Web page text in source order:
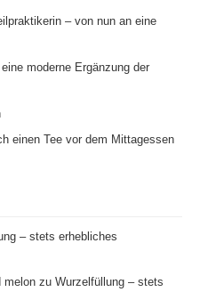
– von nun an eine
moderne Ergänzung der
einen Tee vor dem Mittagessen
– stets erhebliches
melonzu Wurzelfüllung – stets